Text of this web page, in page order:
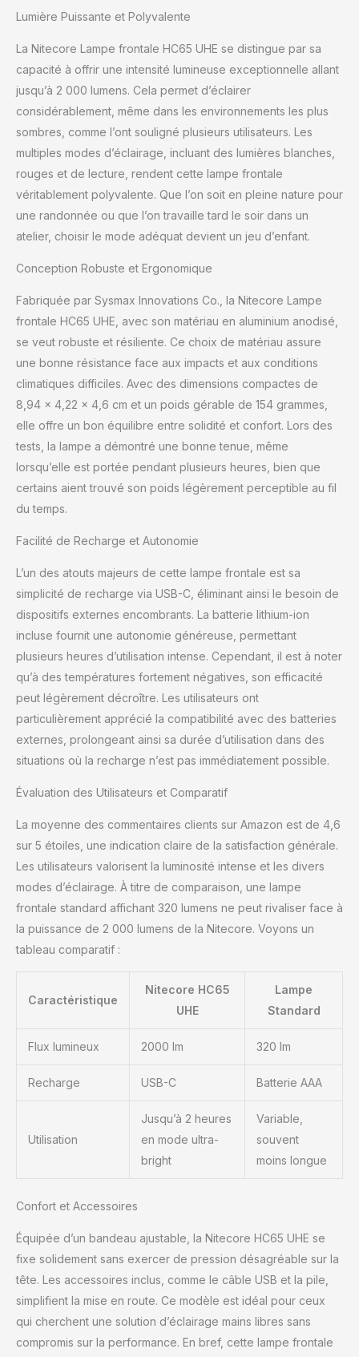
une lampe de lecture
luminosité, et une
lumière rouge auxiliaire
pour le travail, le
camping, la randonnée,
et plus encore.
Rechargeable USB-C : via
un port USB-C étanche
intégré. Un indicateur
d'état d'alimentation
vous rappelle quand il
Le HC65 UHE peut
heures et prend 2 heures
pour se recharger.
Robuste et durable :
fabriqué à partir d'alliage
d'aluminium de qualité
aéronautique avec une
finition anodisée dure HA
résistant aux chocs
jusqu'à 2 mètres.
Contenu : lampe frontale
Nitecore HC65 UHE,
câble de charge USB-C,
bandeau, étui de
Lumière Puissante et Polyvalente
La Nitecore Lampe frontale HC65 UHE se distingue par sa
capacité à offrir une intensité lumineuse exceptionnelle allant
jusqu’à 2 000 lumens. Cela permet d’éclairer
considérablement, même dans les environnements les plus
sombres, comme l’ont souligné plusieurs utilisateurs. Les
multiples modes d’éclairage, incluant des lumières blanches,
rouges et de lecture, rendent cette lampe frontale
véritablement polyvalente. Que l’on soit en pleine nature pour
une randonnée ou que l’on travaille tard le soir dans un
atelier, choisir le mode adéquat devient un jeu d’enfant.
Conception Robuste et Ergonomique
Fabriquée par Sysmax Innovations Co., la Nitecore Lampe
frontale HC65 UHE, avec son matériau en aluminium anodisé,
se veut robuste et résiliente. Ce choix de matériau assure
une bonne résistance face aux impacts et aux conditions
climatiques difficiles. Avec des dimensions compactes de
8,94 x 4,22 x 4,6 cm et un poids gérable de 154 grammes,
elle offre un bon équilibre entre solidité et confort. Lors des
tests, la lampe a démontré une bonne tenue, même
lorsqu’elle est portée pendant plusieurs heures, bien que
certains aient trouvé son poids légèrement perceptible au fil
du temps.
Facilité de Recharge et Autonomie
L’un des atouts majeurs de cette lampe frontale est sa
simplicité de recharge via USB-C, éliminant ainsi le besoin de
dispositifs externes encombrants. La batterie lithium-ion
incluse fournit une autonomie généreuse, permettant
plusieurs heures d’utilisation intense. Cependant, il est à noter
qu’à des températures fortement négatives, son efficacité
peut légèrement décroître. Les utilisateurs ont
particulièrement apprécié la compatibilité avec des batteries
externes, prolongeant ainsi sa durée d’utilisation dans des
situations où la recharge n’est pas immédiatement possible.
Évaluation des Utilisateurs et Comparatif
La moyenne des commentaires clients sur Amazon est de 4,6
sur 5 étoiles, une indication claire de la satisfaction générale.
Les utilisateurs valorisent la luminosité intense et les divers
modes d’éclairage. À titre de comparaison, une lampe
frontale standard affichant 320 lumens ne peut rivaliser face à
la puissance de 2 000 lumens de la Nitecore. Voyons un
tableau comparatif :
Caractéristique
Nitecore HC65
UHE
Lampe
Standard
Flux lumineux 2000 lm 320 lm
Recharge USB-C Batterie AAA
Utilisation
Jusqu’à 2 heures
en mode ultra-
bright
Variable,
souvent
moins longue
Confort et Accessoires
Équipée d’un bandeau ajustable, la Nitecore HC65 UHE se
fixe solidement sans exercer de pression désagréable sur la
tête. Les accessoires inclus, comme le câble USB et la pile,
simplifient la mise en route. Ce modèle est idéal pour ceux
qui cherchent une solution d’éclairage mains libres sans
compromis sur la performance. En bref, cette lampe frontale